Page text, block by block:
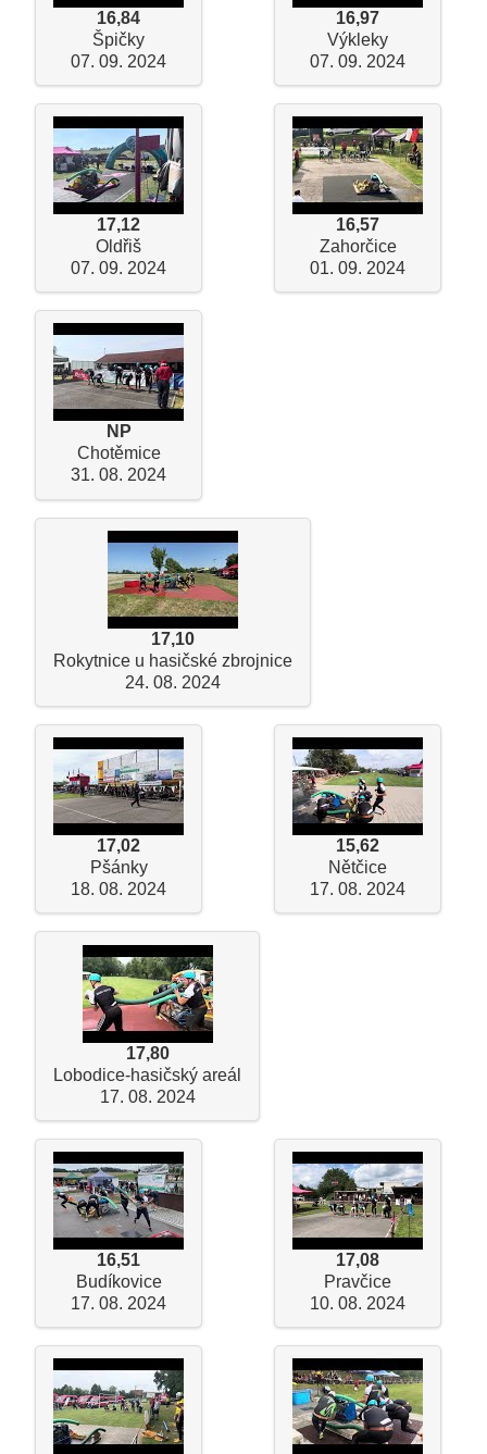
16,84
Špičky
07. 09. 2024
16,97
Výkleky
07. 09. 2024
17,12
Oldřiš
07. 09. 2024
16,57
Zahorčice
01. 09. 2024
NP
Chotěmice
31. 08. 2024
17,10
Rokytnice u hasičské zbrojnice
24. 08. 2024
17,02
Pšánky
18. 08. 2024
15,62
Nětčice
17. 08. 2024
17,80
Lobodice-hasičský areál
17. 08. 2024
16,51
Budíkovice
17. 08. 2024
17,08
Pravčice
10. 08. 2024